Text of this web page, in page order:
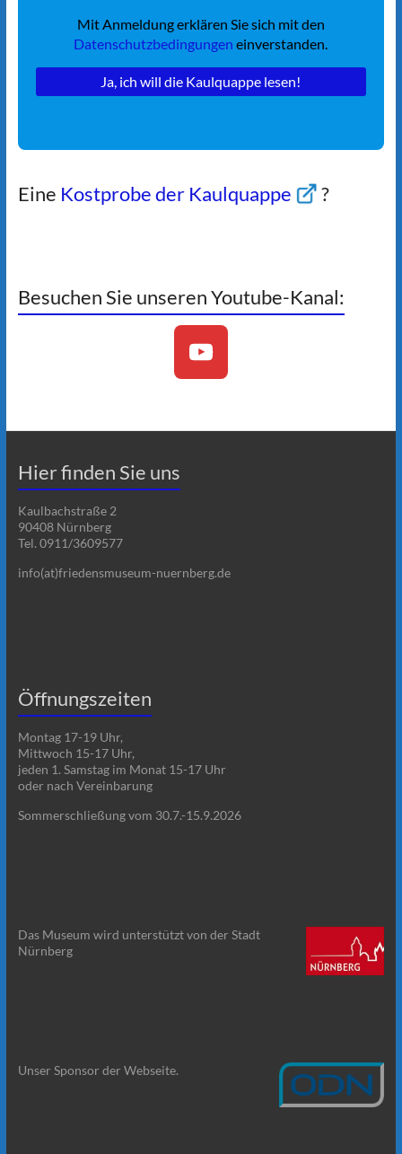
Mit Anmeldung erklären Sie sich mit den
Datenschutzbedingungeneinverstanden.
Eine Kostprobe der Kaulquappe ?
Besuchen Sie unseren Youtube-Kanal:
Hier finden Sie uns
Kaulbachstraße 2
90408 Nürnberg
Tel. 0911/3609577
info(at)friedensmuseum-nuernberg.de
Öffnungszeiten
Montag 17-19 Uhr,
Mittwoch 15-17 Uhr,
jeden 1. Samstag im Monat 15-17 Uhr
oder nach Vereinbarung
Sommerschließung vom 30.7.-15.9.2026
Das Museum wird unterstützt von der Stadt
Nürnberg
Unser Sponsor der Webseite.